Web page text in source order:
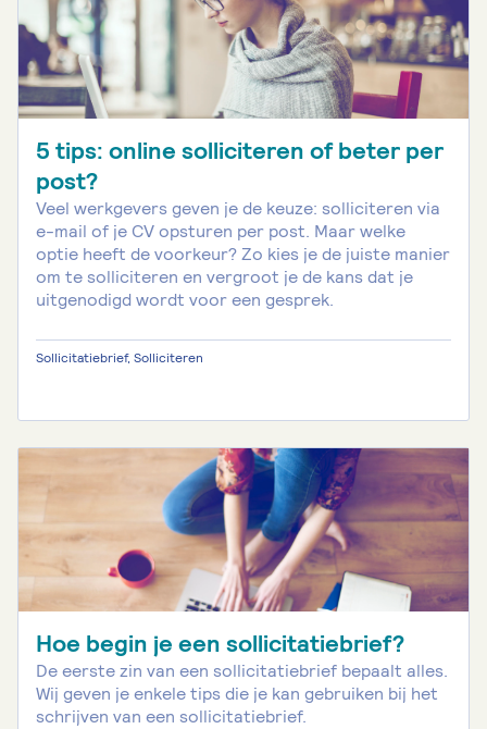
5 tips: online solliciteren of beter per
post?
Veel werkgevers geven je de keuze: solliciteren via
e-mail of je CV opsturen per post. Maar welke
optie heeft de voorkeur? Zo kies je de juiste manier
om te solliciteren en vergroot je de kans dat je
uitgenodigd wordt voor een gesprek.
Sollicitatiebrief, Solliciteren
Hoe begin je een sollicitatiebrief?
De eerste zin van een sollicitatiebrief bepaalt alles.
Wij geven je enkele tips die je kan gebruiken bij het
schrijven van een sollicitatiebrief.